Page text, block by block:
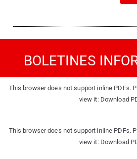
BOLETINES
This browser does not support inline PDFs.
view it: Download
This browser does not support inline PDFs.
view it: Download